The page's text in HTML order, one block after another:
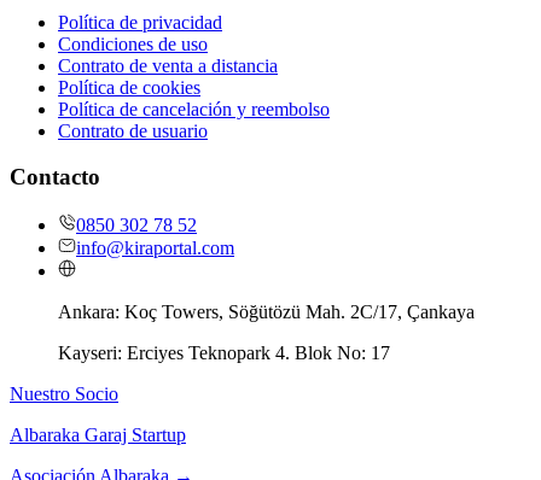
Política de privacidad
Condiciones de uso
Contrato de venta a distancia
Política de cookies
Política de cancelación y reembolso
Contrato de usuario
Contacto
0850 302 78 52
info@kiraportal.com
Ankara: Koç Towers, Söğütözü Mah. 2C/17, Çankaya
Kayseri: Erciyes Teknopark 4. Blok No: 17
Nuestro Socio
Albaraka Garaj Startup
Asociación Albaraka →